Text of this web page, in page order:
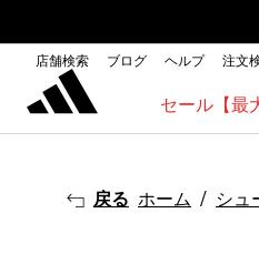
店舗検索 ブログ ヘルプ 注文
セール【最
戻る ホーム シュ